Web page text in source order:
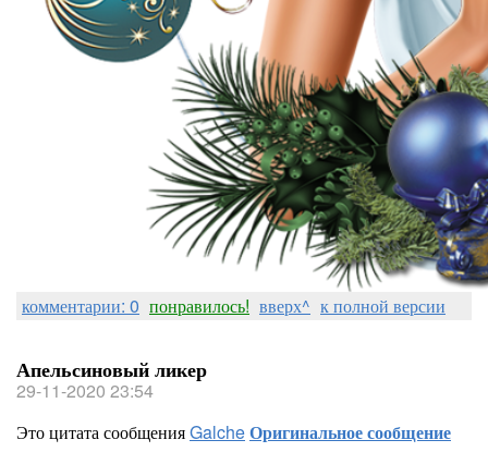
комментарии: 0 понравилось! вверх^ к полной версии
Апельсиновый ликер
29-11-2020 23:54
Это цитата сообщенияGalcheОригинальное сообщение